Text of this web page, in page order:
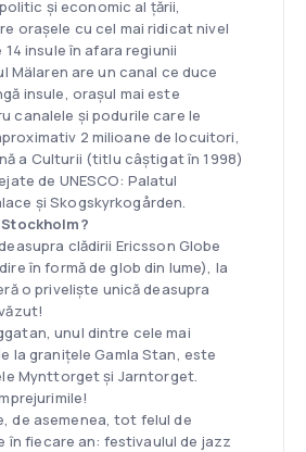
și economic al țării,
orașele cu cel mai ridicat nivel
insule în afara regiunii
Mälaren are un canal ce duce
insule, orașul mai este
canalele și podurile care le
2 milioane de locuitori,
a Culturii (titlu câștigat în 1998)
de UNESCO: Palatul
și Skogskyrkogården.
clădirii Ericsson Globe
în formă de glob din lume), la
o priveliște unică deasupra
unul dintre cele mai
la granițele Gamla Stan, este
Mynttorget și Jarntorget.
de asemenea, tot felul de
în fiecare an: festivaulul de jazz